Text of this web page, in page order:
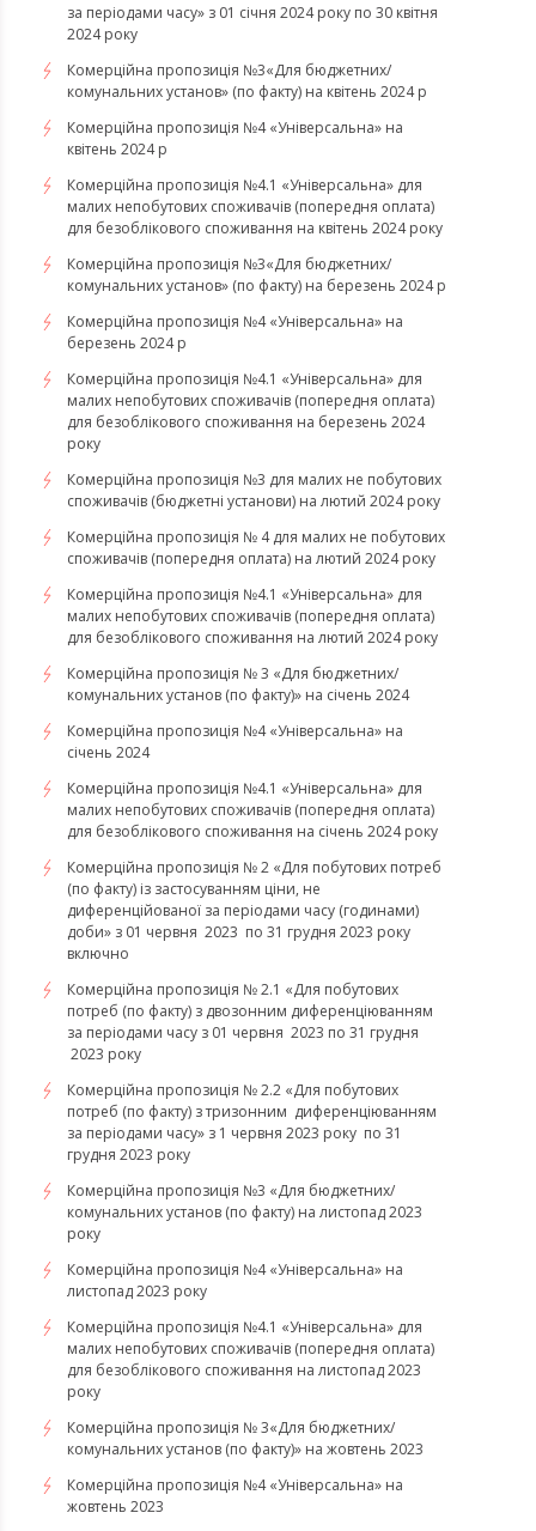
за періодами часу» з 01 січня 2024 року по 30 квітня
2024 року
Комерційна пропозиція №3«Для бюджетних/
комунальних установ» (по факту) на квітень 2024 р
Комерційна пропозиція №4 «Універсальна» на
квітень 2024 р
Комерційна пропозиція №4.1 «Універсальна» для
малих непобутових споживачів (попередня оплата)
для безоблікового споживання на квітень 2024 року
Комерційна пропозиція №3«Для бюджетних/
комунальних установ» (по факту) на березень 2024 р
Комерційна пропозиція №4 «Універсальна» на
березень 2024 р
Комерційна пропозиція №4.1 «Універсальна» для
малих непобутових споживачів (попередня оплата)
для безоблікового споживання на березень 2024
року
Комерційна пропозиція №3 для малих не побутових
споживачів (бюджетні установи) на лютий 2024 року
Комерційна пропозиція № 4 для малих не побутових
споживачів (попередня оплата) на лютий 2024 року
Комерційна пропозиція №4.1 «Універсальна» для
малих непобутових споживачів (попередня оплата)
для безоблікового споживання на лютий 2024 року
Комерційна пропозиція № 3 «Для бюджетних/
комунальних установ (по факту)» на січень 2024
Комерційна пропозиція №4 «Універсальна» на
січень 2024
Комерційна пропозиція №4.1 «Універсальна» для
малих непобутових споживачів (попередня оплата)
для безоблікового споживання на січень 2024 року
Комерційна пропозиція № 2 «Для побутових потреб
(по факту) із застосуванням ціни, не
диференційованої за періодами часу (годинами)
доби» з 01 червня 2023 по 31 грудня 2023 року
включно
Комерційна пропозиція № 2.1 «Для побутових
потреб (по факту) з двозонним диференціюванням
за періодами часу з 01 червня 2023 по 31 грудня
2023 року
Комерційна пропозиція № 2.2 «Для побутових
потреб (по факту) з тризонним диференціюванням
за періодами часу» з 1 червня 2023 року по 31
грудня 2023 року
Комерційна пропозиція №3 «Для бюджетних/
комунальних установ (по факту) на листопад 2023
року
Комерційна пропозиція №4 «Універсальна» на
листопад 2023 року
Комерційна пропозиція №4.1 «Універсальна» для
малих непобутових споживачів (попередня оплата)
для безоблікового споживання на листопад 2023
року
Комерційна пропозиція № 3«Для бюджетних/
комунальних установ (по факту)» на жовтень 2023
Комерційна пропозиція №4 «Універсальна» на
жовтень 2023